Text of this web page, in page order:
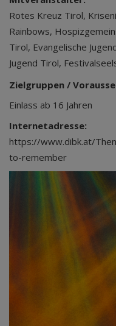
Rotes Kreuz Tirol,
Rainbows,
Tirol, Evangelische
Jugend Tirol,
Zielgruppen /
Einlass ab 16 Jahren
Internetadresse:
https://www.dibk.at/
to-remember